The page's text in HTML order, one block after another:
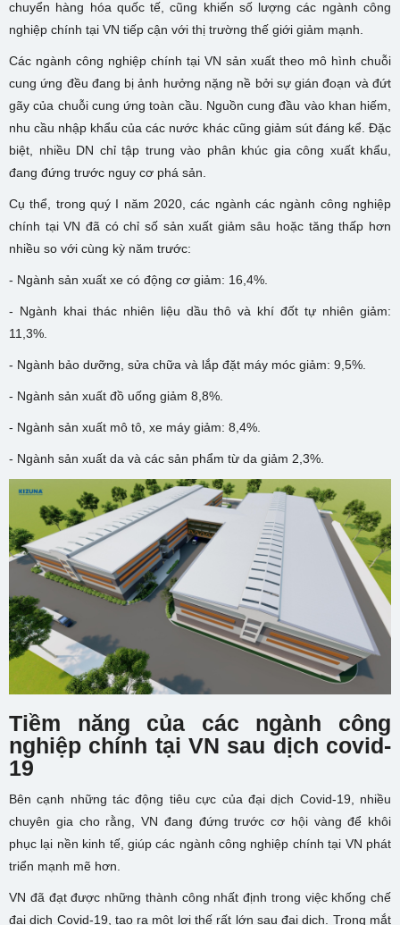
chuyển hàng hóa quốc tế, cũng khiến số lượng các ngành công
nghiệp chính tại VN tiếp cận với thị trường thế giới giảm mạnh.
Các ngành công nghiệp chính tại VN sản xuất theo mô hình chuỗi
cung ứng đều đang bị ảnh hưởng nặng nề bởi sự gián đoạn và đứt
gãy của chuỗi cung ứng toàn cầu. Nguồn cung đầu vào khan hiếm,
nhu cầu nhập khẩu của các nước khác cũng giảm sút đáng kể. Đặc
biệt, nhiều DN chỉ tập trung vào phân khúc gia công xuất khẩu,
đang đứng trước nguy cơ phá sản.
Cụ thể, trong quý I năm 2020, các ngành các ngành công nghiệp
chính tại VN đã có chỉ số sản xuất giảm sâu hoặc tăng thấp hơn
nhiều so với cùng kỳ năm trước:
- Ngành sản xuất xe có động cơ giảm: 16,4%.
- Ngành khai thác nhiên liệu dầu thô và khí đốt tự nhiên giảm:
11,3%.
- Ngành bảo dưỡng, sửa chữa và lắp đặt máy móc giảm: 9,5%.
- Ngành sản xuất đồ uống giảm 8,8%.
- Ngành sản xuất mô tô, xe máy giảm: 8,4%.
- Ngành sản xuất da và các sản phẩm từ da giảm 2,3%.
Tiềm năng của các ngành công
nghiệp chính tại VN sau dịch covid-
19
Bên cạnh những tác động tiêu cực của đại dịch Covid-19, nhiều
chuyên gia cho rằng, VN đang đứng trước cơ hội vàng để khôi
phục lại nền kinh tế, giúp các ngành công nghiệp chính tại VN phát
triển mạnh mẽ hơn.
VN đã đạt được những thành công nhất định trong việc khống chế
đại dịch Covid-19, tạo ra một lợi thế rất lớn sau đại dịch. Trong mắt